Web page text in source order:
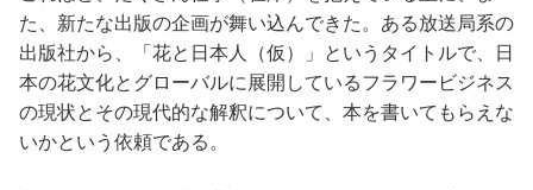
た、新たな出版の企画が舞い込んできた。ある放送局系の
出版社から、「花と日本人（仮）」というタイトルで、日
本の花文化とグローバルに展開しているフラワービジネス
の現状とその現代的な解釈について、本を書いてもらえな
いかという依頼である。